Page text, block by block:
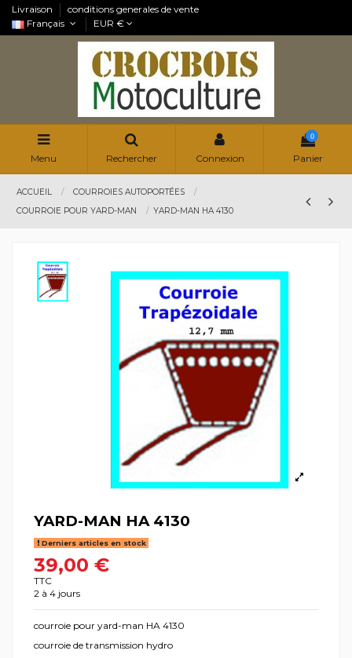
Livraison
conditions generales de vente
Français
EUR €
Menu Rechercher Connexion
0
Panier
ACCUEIL
COURROIES AUTOPORTÉES
COURROIE POUR YARD-MAN
YARD-MAN HA 4130
YARD-MAN HA 4130
Derniers articles en stock
39,00 €
TTC
2 à 4 jours
courroie pour yard-man HA 4130
courroie de transmission hydro